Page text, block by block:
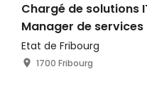
Chargé de solutions
Manager de services
Etat de Fribourg
1700 Fribourg